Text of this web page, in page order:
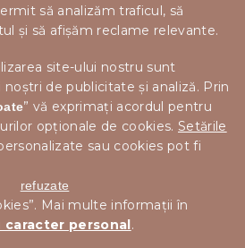
să analizăm traficul, să
și să afișăm reclame relevante.
site-ului nostru sunt
de publicitate și analiză. Prin
” vă exprimați acordul pentru
opționale de cookies. Setările
sau cookies pot fi
refuzate
Mai multe informații în
personal.